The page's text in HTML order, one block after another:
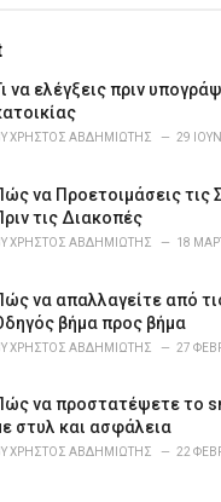
να ελέγξεις πριν
ΧΡΉΣΤΟΣ ΑΒΔΗΜΙΏΤΗΣ 29
να Προετοιμάσεις τις
τις Διακοπές
ΧΡΉΣΤΟΣ ΑΒΔΗΜΙΏΤΗΣ 18
να απαλλαγείτε από
βήμα προς βήμα
ΧΡΉΣΤΟΣ ΑΒΔΗΜΙΏΤΗΣ 27
να προστατέψετε το
στυλ και ασφάλεια
ΧΡΉΣΤΟΣ ΑΒΔΗΜΙΏΤΗΣ 22